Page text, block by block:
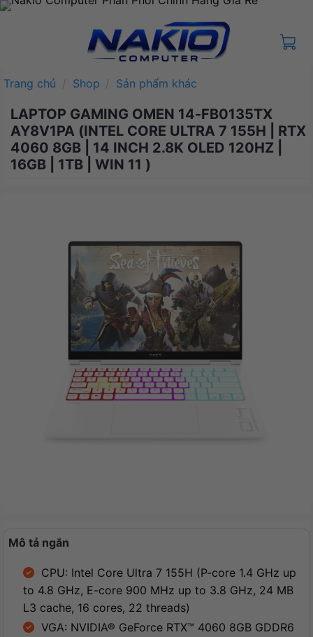
Bỏ
Trang chủ / Shop / Sản phẩm khác
LAPTOP GAMING OMEN 14-FB0135TX
AY8V1PA (INTEL CORE ULTRA 7 155H | RTX
4060 8GB | 14 INCH 2.8K OLED 120HZ |
16GB | 1TB | WIN 11 )
Mô tả ngắn
CPU: Intel Core Ultra 7 155H (P-core 1.4 GHz up
to 4.8 GHz, E-core 900 MHz up to 3.8 GHz, 24 MB
L3 cache, 16 cores, 22 threads)
VGA: NVIDIA® GeForce RTX™ 4060 8GB GDDR6